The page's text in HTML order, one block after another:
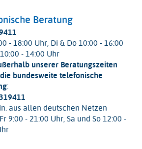
Beratung
- 18:00 Uhr, Di & Do 10:00 - 16:00
- 14:00 Uhr
unserer Beratungszeiten
bundesweite telefonische
:
aus allen deutschen Netzen
9:00 - 21:00 Uhr, Sa und So 12:00 -